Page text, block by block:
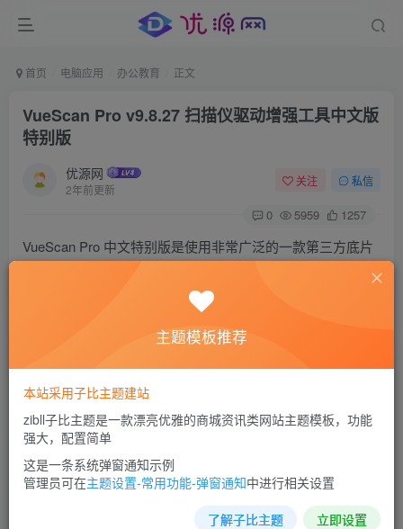
首页 电脑应用 办公教育 正文
VueScan Pro v9.8.27 扫描仪驱动增强工具中文版
特别版
优源网
2年前更新
关注 私信
0 5959 1257
VueScan Pro 中文特别版是使用非常广泛的一款第三方底片
扫描仪驱动程序，支持Epson、HP、Nikon 和Canon 品牌的
市场可见绝大多数型号的底片扫描仪，可以更为灵活地控制
扫描过程，更深入地发掘硬件潜力，获取色彩完美的高质量
1000，宝丽来 SprintScan 35/LE/ES/+，和佳能
CanoScan2700F 底片扫描仪。利用 VueScan，你能够比平
板扫描仪扫描照片更多地控制最终的图像。软件拥有强大的
功能和扫描选项，支持超越700扫描仪和209数码相机原始文
主题模板推荐
本站采用子比主题建站
zibll子比主题是一款漂亮优雅的商城资讯类网站主题模板，功能
强大，配置简单
这是一条系统弹窗通知示例
管理员可在主题设置-常用功能-弹窗通知中进行相关设置
了解子比主题 立即设置